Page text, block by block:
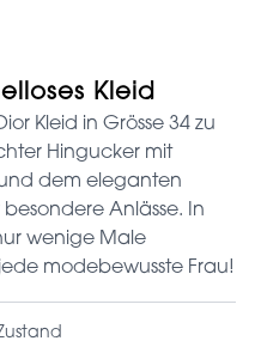
Kleid
Kleid in Grösse 34 zu
Hingucker mit
dem eleganten
Anlässe. In
wenige Male
modebewusste Frau!